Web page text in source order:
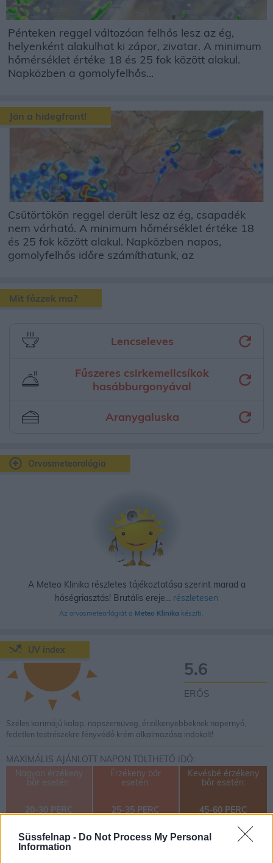
Süssfelnap - Do Not Process My Personal
Information
Pénteken reggel változóan felhős lesz az ég,
helyenként alakulhat ki zápor, zivatar. A minimum
hőmérséklet értéke 18 és 25 fok között alakul.
Napközben a gomolyfelhős...
Jön a hidegfront!
Csütörtökön reggel derült lesz az ég, csapadék
nem várható. A minimum hőmérséklet értéke 18
és 25 fok között alakul. Napközben napos,
gomolyfelhős időre számíthatunk, az
Mit főzzek ma?
Lencseleves
Fűszeres csirkemellcsíkok
hasábburgonyával
Aranygaluska
Orvosmeteorológia
A Meteo Klinika részletes tájékoztatása szerint marad a
hőségriasztás! Brutális ereje... részletesen
Az orvosmeteorlógiát a Meteo Klinika készíti.
UV index
5.6
ERŐS
Széles karimájú kalap, napszemüveg, érzékenyebbeknek napernyő,
fedetlen testrészekre fényvédő krém alkalmazása indokolt!
MAXIMÁLIS AJÁNLOTT NAPON TÖLTHETŐ IDŐ:
Nagyon érzékeny
bőr esetén:
20-30 PERC
Érzékeny bőr
esetén:
25-35 PERC
Kevésbé érzékeny
bőr esetén:
45-60 PERC
Vízhőmérséklet